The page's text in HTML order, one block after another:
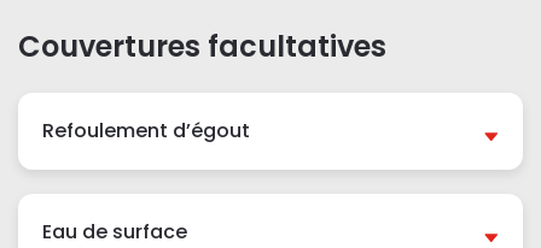
Couvertures facultatives
Refoulement d’égout
Eau de surface